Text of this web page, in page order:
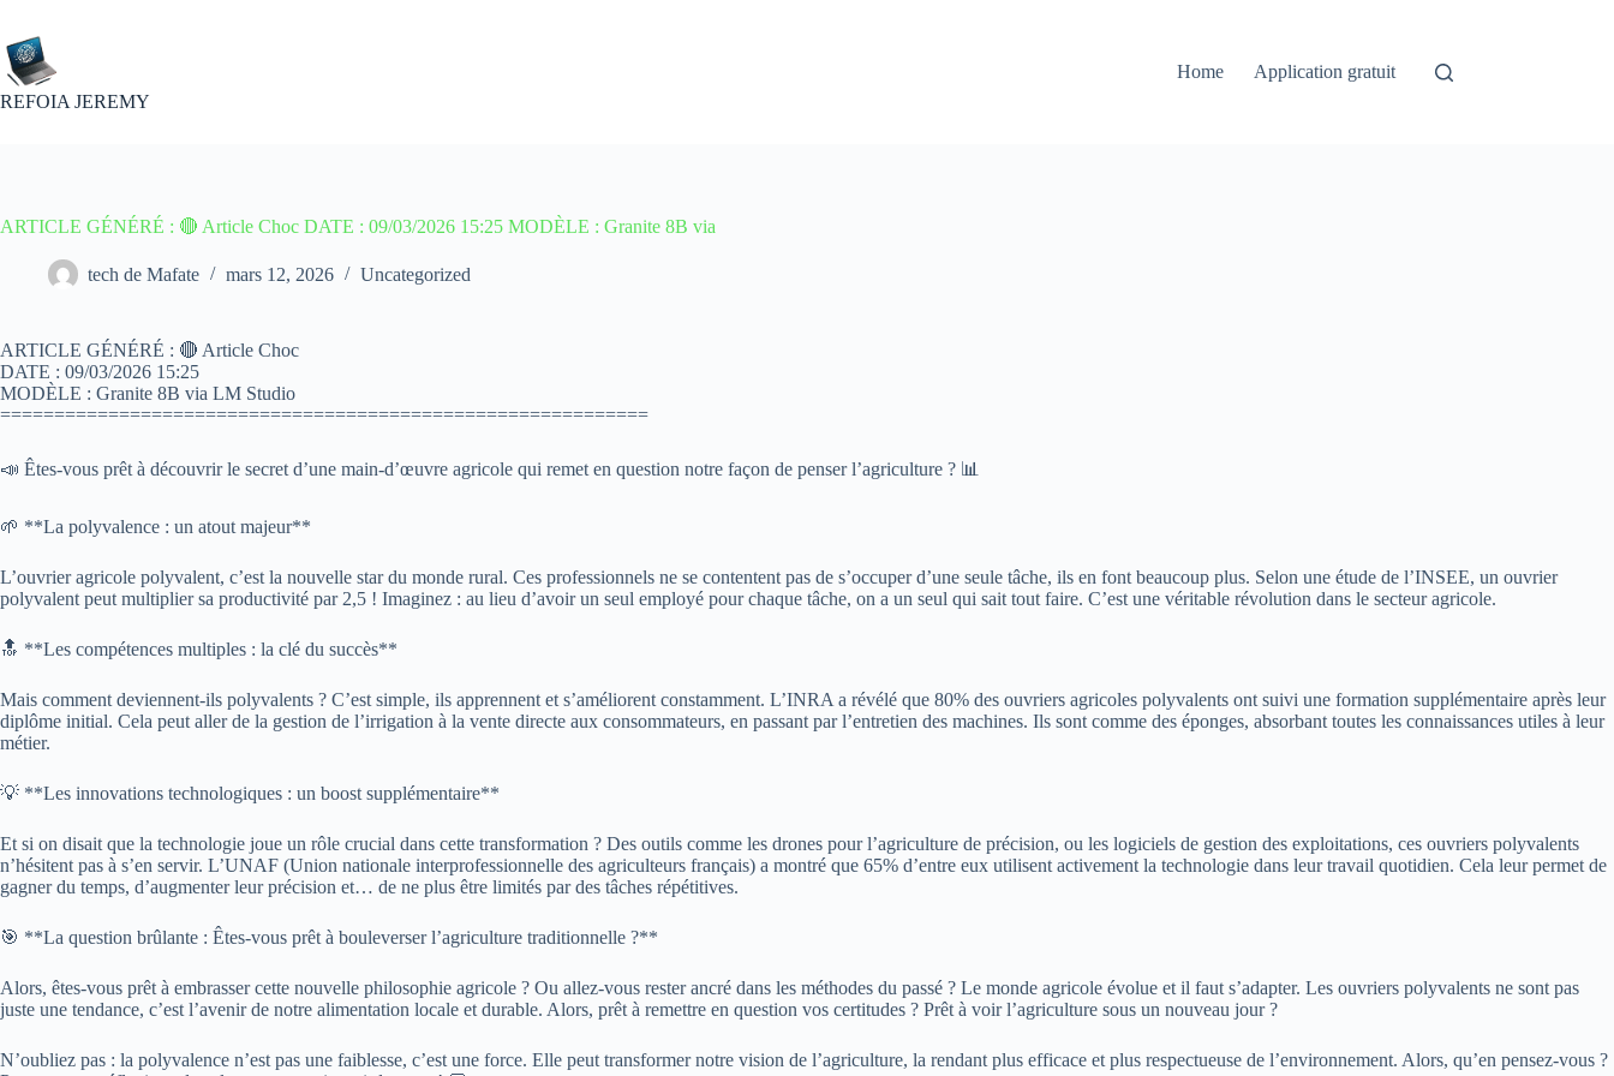
contenu
REFOIA JEREMY
Home Application gratuit
ARTICLE GÉNÉRÉ : 🔴 Article Choc DATE : 09/03/2026 15:25 MODÈLE : Granite 8B via
tech de Mafate mars 12, 2026 Uncategorized
ARTICLE GÉNÉRÉ : 🔴 Article Choc
DATE : 09/03/2026 15:25
MODÈLE : Granite 8B via LM Studio
============================================================
📣 Êtes-vous prêt à découvrir le secret d’une main-d’œuvre agricole qui remet en question notre façon de penser l’agriculture ? 📊
🌱 **La polyvalence : un atout majeur**
L’ouvrier agricole polyvalent, c’est la nouvelle star du monde rural. Ces professionnels ne se contentent pas de s’occuper d’une seule tâche, ils en font beaucoup plus. Selon une étude de l’INSEE, un ouvrier
polyvalent peut multiplier sa productivité par 2,5 ! Imaginez : au lieu d’avoir un seul employé pour chaque tâche, on a un seul qui sait tout faire. C’est une véritable révolution dans le secteur agricole.
🔝 **Les compétences multiples : la clé du succès**
Mais comment deviennent-ils polyvalents ? C’est simple, ils apprennent et s’améliorent constamment. L’INRA a révélé que 80% des ouvriers agricoles polyvalents ont suivi une formation supplémentaire après leur
diplôme initial. Cela peut aller de la gestion de l’irrigation à la vente directe aux consommateurs, en passant par l’entretien des machines. Ils sont comme des éponges, absorbant toutes les connaissances utiles à leur
métier.
💡 **Les innovations technologiques : un boost supplémentaire**
Et si on disait que la technologie joue un rôle crucial dans cette transformation ? Des outils comme les drones pour l’agriculture de précision, ou les logiciels de gestion des exploitations, ces ouvriers polyvalents
n’hésitent pas à s’en servir. L’UNAF (Union nationale interprofessionnelle des agriculteurs français) a montré que 65% d’entre eux utilisent activement la technologie dans leur travail quotidien. Cela leur permet de
gagner du temps, d’augmenter leur précision et… de ne plus être limités par des tâches répétitives.
🎯 **La question brûlante : Êtes-vous prêt à bouleverser l’agriculture traditionnelle ?**
Alors, êtes-vous prêt à embrasser cette nouvelle philosophie agricole ? Ou allez-vous rester ancré dans les méthodes du passé ? Le monde agricole évolue et il faut s’adapter. Les ouvriers polyvalents ne sont pas
juste une tendance, c’est l’avenir de notre alimentation locale et durable. Alors, prêt à remettre en question vos certitudes ? Prêt à voir l’agriculture sous un nouveau jour ?
N’oubliez pas : la polyvalence n’est pas une faiblesse, c’est une force. Elle peut transformer notre vision de l’agriculture, la rendant plus efficace et plus respectueuse de l’environnement. Alors, qu’en pensez-vous ?